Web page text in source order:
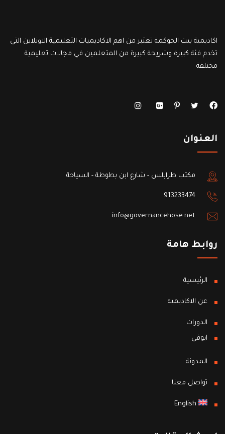
اكاديمية بيت الحوكمة تعتبر من اهم الاكاديميات التعليمية الاونلاين التي
تخدم فئة كبيرة وشريحة كبيرة من المتعلمين في مجالات تعليمية
مختلفة
العنوان
مكتب طرابلس - شارع ابن بطوطة - السياحة
913233474
info@governancehose.net
روابط هامة
الرئيسية
عن الاكاديمية
الدورات
ايوفي
المدونة
تواصل معنا
English